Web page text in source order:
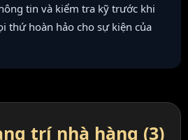
tin và kiểm tra kỹ trước khi
thứ hoàn hảo cho sự kiện của
trí nhà hàng (3)